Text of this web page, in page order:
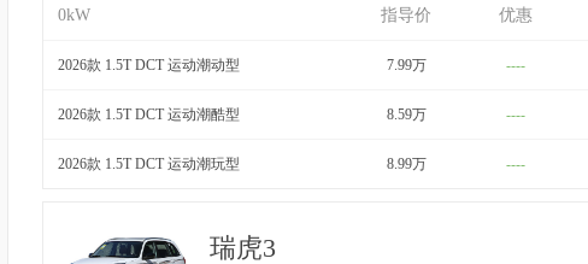
0kW 指导价 优惠
2026款 1.5T DCT 运动潮动型 7.99万 ----
2026款 1.5T DCT 运动潮酷型 8.59万 ----
2026款 1.5T DCT 运动潮玩型 8.99万 ----
瑞虎3